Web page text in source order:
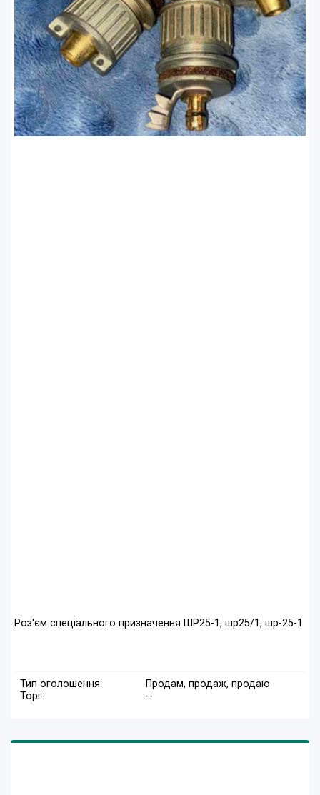
Роз'єм спеціального призначення ШР25-1, шр25/1, шр-25-1
Тип оголошення:
Продам, продаж, продаю
Торг:
--